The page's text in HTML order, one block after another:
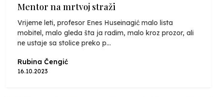
Mentor na mrtvoj straži
Vrijeme leti, profesor Enes Huseinagić malo lista
mobitel, malo gleda šta ja radim, malo kroz prozor, ali
ne ustaje sa stolice preko p...
Rubina Čengić
16.10.2023